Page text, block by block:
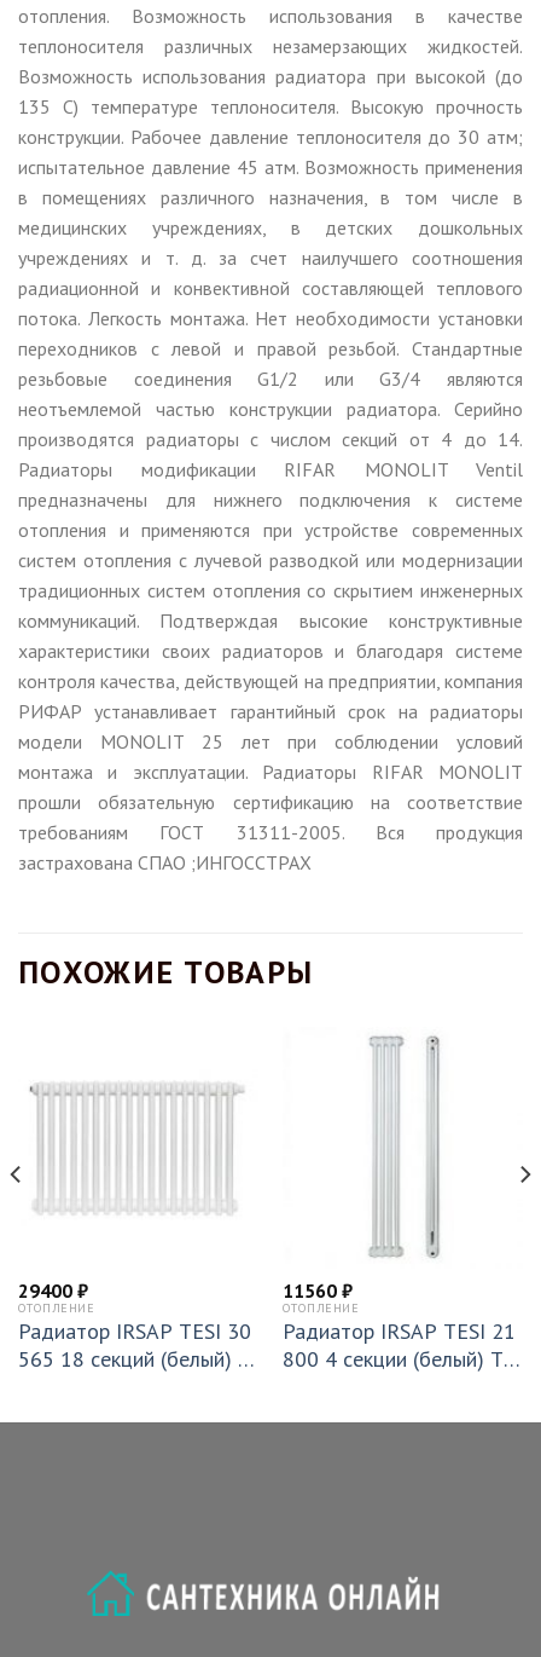
отопления. Возможность использования в качестве
теплоносителя различных незамерзающих жидкостей.
Возможность использования радиатора при высокой (до
135 С) температуре теплоносителя. Высокую прочность
конструкции. Рабочее давление теплоносителя до 30 атм;
испытательное давление 45 атм. Возможность применения
в помещениях различного назначения, в том числе в
медицинских учреждениях, в детских дошкольных
учреждениях и т. д. за счет наилучшего соотношения
радиационной и конвективной составляющей теплового
потока. Легкость монтажа. Нет необходимости установки
переходников с левой и правой резьбой. Стандартные
резьбовые соединения G1/2 или G3/4 являются
неотъемлемой частью конструкции радиатора. Серийно
производятся радиаторы с числом секций от 4 до 14.
Радиаторы модификации RIFAR MONOLIT Ventil
предназначены для нижнего подключения к системе
отопления и применяются при устройстве современных
систем отопления с лучевой разводкой или модернизации
традиционных систем отопления со скрытием инженерных
коммуникаций. Подтверждая высокие конструктивные
характеристики своих радиаторов и благодаря системе
контроля качества, действующей на предприятии, компания
РИФАР устанавливает гарантийный срок на радиаторы
модели MONOLIT 25 лет при соблюдении условий
монтажа и эксплуатации. Радиаторы RIFAR MONOLIT
прошли обязательную сертификацию на соответствие
требованиям ГОСТ 31311-2005. Вся продукция
застрахована СПАО ;ИНГОССТРАХ
ПОХОЖИЕ ТОВАРЫ
29400 ₽
ОТОПЛЕНИЕ
Радиатор IRSAP TESI 30
565 18 секций (белый) T
11560 ₽
ОТОПЛЕНИЕ
Радиатор IRSAP TESI 21
800 4 секции (белый) T3